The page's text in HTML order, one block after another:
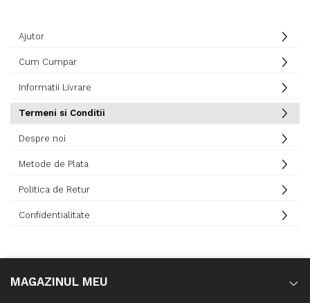
Ajutor
Cum Cumpar
Informatii Livrare
Termeni si Conditii
Despre noi
Metode de Plata
Politica de Retur
Confidentialitate
MAGAZINUL MEU